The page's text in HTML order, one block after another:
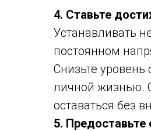
4. Ставьте
Устанавливать
постоянном
Снизьте уровень
личной жизнью.
оставаться без
5.